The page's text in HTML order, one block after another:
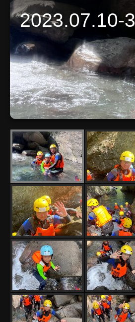
2023.07.10-3